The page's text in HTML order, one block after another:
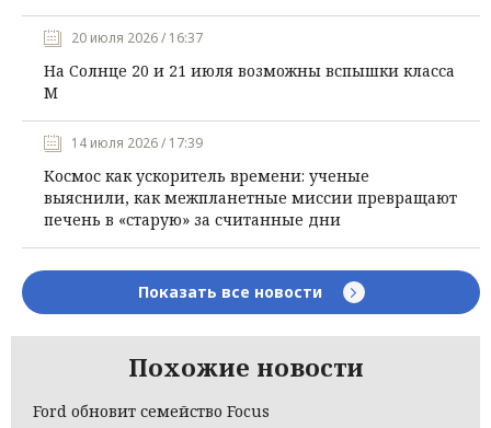
20 июля 2026 / 16:37
На Солнце 20 и 21 июля возможны вспышки класса
М
14 июля 2026 / 17:39
Космос как ускоритель времени: ученые
выяснили, как межпланетные миссии превращают
печень в «старую» за считанные дни
Показать все новости
Похожие новости
Ford обновит семейство Focus